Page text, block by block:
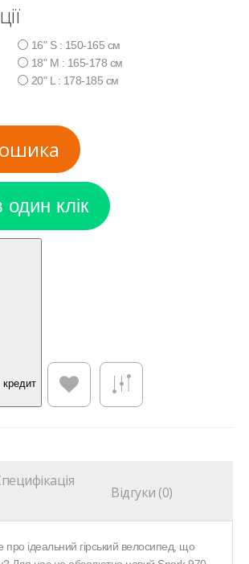
16" S : 150-165 см
18" M : 165-178 см
20" L : 178-185 см
кредит
Відгуки (0)
про ідеальний гірський велосипед, що